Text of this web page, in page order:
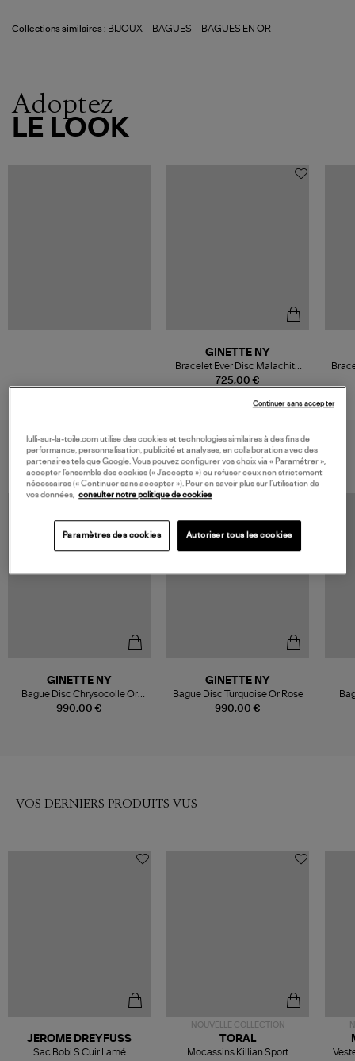
Collections similaires : BIJOUX - BAGUES - BAGUES EN OR
Adoptez
LE LOOK
725,00 €
GINETTE NY
Bracelet Ever Disc Malachite
Or Rose
VOUS AIMEREZ AUSSI
990,00 €
GINETTE NY
Bague Disc Chrysocolle Or
Rose
990,00 €
GINETTE NY
Bague Disc Turquoise Or Rose
VOS DERNIERS PRODUITS VUS
JEROME DREYFUSS
Sac Bobi S Cuir Lamé
NOUVELLE COLLECTION
TORAL
Mocassins Killian Sport
lulli-sur-la-toile.com utilise des cookies et technologies similaires à des fins de
performance, personnalisation, publicité et analyses, en collaboration avec des
partenaires tels que Google. Vous pouvez configurer vos choix via « Paramétrer »,
accepter l’ensemble des cookies (« J’accepte ») ou refuser ceux non strictement
nécessaires (« Continuer sans accepter »). Pour en savoir plus sur l’utilisation de
vos données, consulter notre politique de cookies
Paramètres des cookies Autoriser tous les cookies
Continuer sans accepter